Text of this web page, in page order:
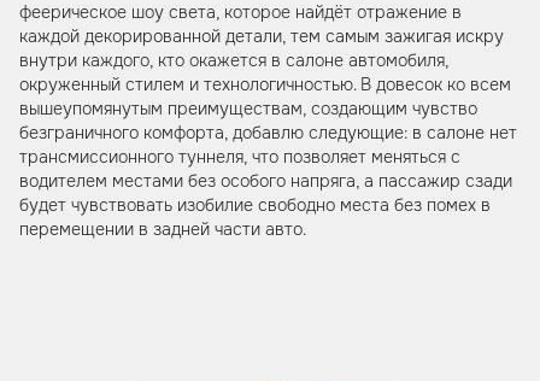
феерическое шоу света, которое найдёт отражение в
каждой декорированной детали, тем самым зажигая искру
внутри каждого, кто окажется в салоне автомобиля,
окруженный стилем и технологичностью. В довесок ко всем
вышеупомянутым преимуществам, создающим чувство
безграничного комфорта, добавлю следующие: в салоне нет
трансмиссионного туннеля, что позволяет меняться с
водителем местами без особого напряга, а пассажир сзади
будет чувствовать изобилие свободно места без помех в
перемещении в задней части авто.